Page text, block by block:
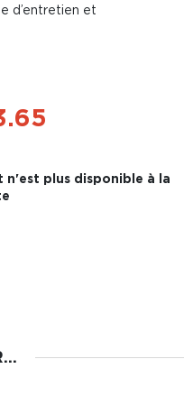
d’entretien et
n'est plus disponible à la